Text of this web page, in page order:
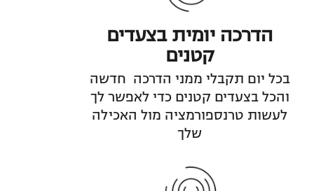
הדרכה יומית בצעדים
קטנים
בכל יום תקבלי ממני הדרכה חדשה
והכל בצעדים קטנים כדי לאפשר לך
לעשות טרנספורמציה מול האכילה
שלך